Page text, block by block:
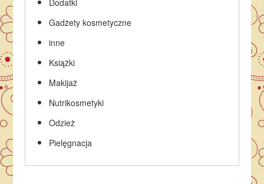
Dodatki
Gadżety kosmetyczne
inne
Książki
Makijaż
Nutrikosmetyki
Odzież
Pielęgnacja